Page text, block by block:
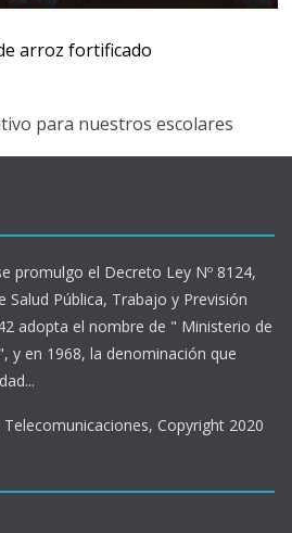
arroz fortificado
para nuestros escolares
promulgo el Decreto Ley Nº 8124,
Salud Pública, Trabajo y Previsión
adopta el nombre de " Ministerio de
y en 1968, la denominación que
Copyright 2020